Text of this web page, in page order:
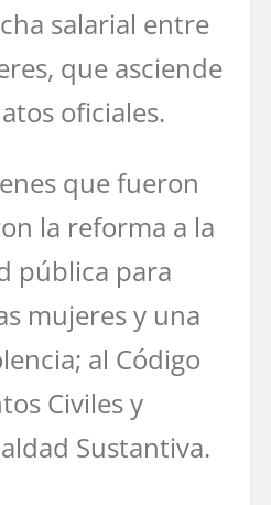
salarial entre
que asciende
oficiales.
que fueron
la reforma a la
pública para
mujeres y una
al Código
Civiles y
Sustantiva.